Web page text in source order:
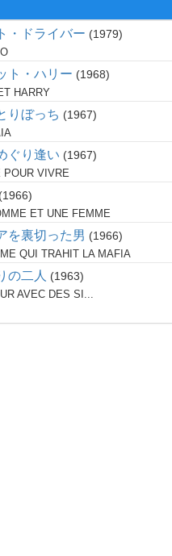
・ドライバー 1979
ト・ハリー 1968
HARRY
りぼっち 1967
ぐり逢い 1967
POUR VIVRE
1966
ET UNE FEMME
を裏切った男 1966
QUI TRAHIT LA MAFIA
の二人 1963
AVEC DES SI...